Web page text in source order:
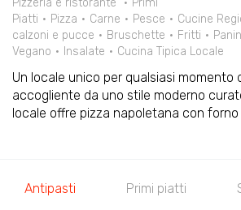
Pizzeria e ristorante
Primi
Piatti
Pizza Carne Pesce Cucine
calzoni e pucce
Bruschette Fritti
Vegano
Insalate Cucina Tipica Locale
Un locale unico per qualsiasi momento
accogliente da uno stile moderno
locale offre pizza napoletana con
Antipasti Primi piatti